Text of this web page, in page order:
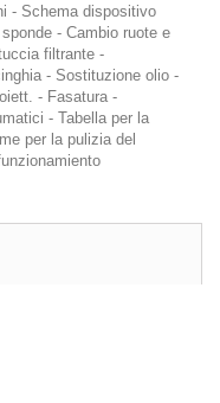
- Schema dispositivo
- Cambio ruote e
filtrante -
- Sostituzione olio -
- Fasatura -
- Tabella per la
per la pulizia del